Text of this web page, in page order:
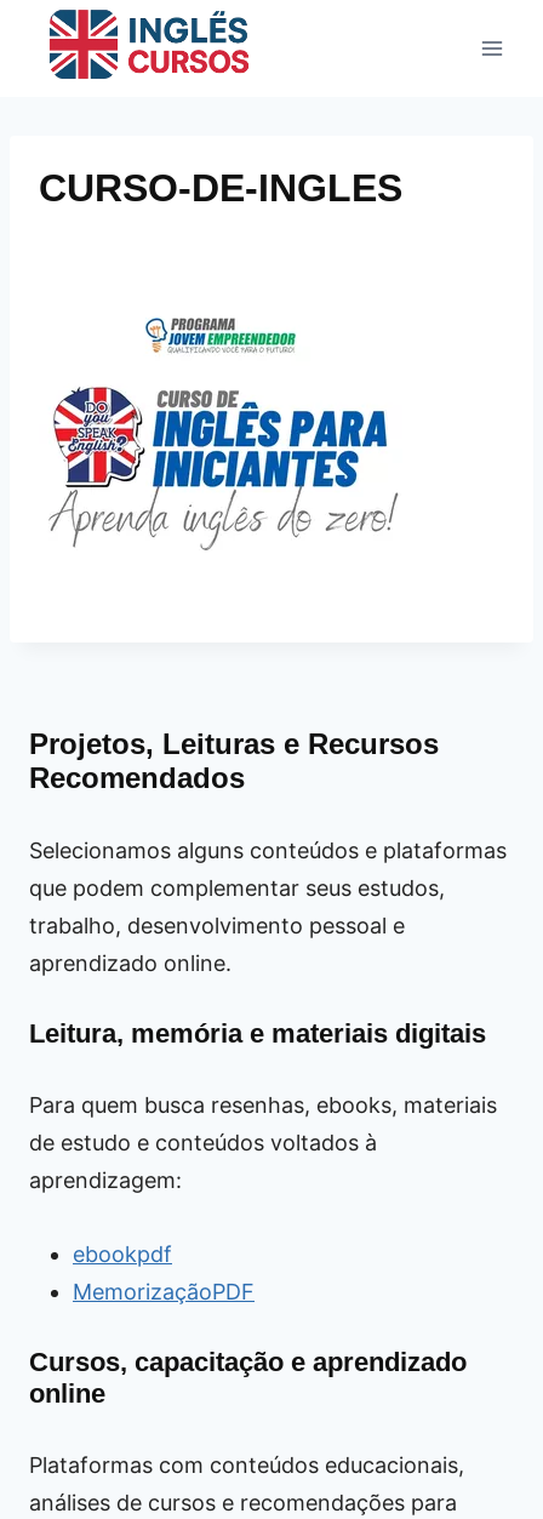
CURSO-DE-INGLES
Projetos, Leituras e Recursos
Recomendados
Selecionamos alguns conteúdos e plataformas
que podem complementar seus estudos,
trabalho, desenvolvimento pessoal e
aprendizado online.
Leitura, memória e materiais digitais
Para quem busca resenhas, ebooks, materiais
de estudo e conteúdos voltados à
aprendizagem:
ebookpdf
MemorizaçãoPDF
Cursos, capacitação e aprendizado
online
Plataformas com conteúdos educacionais,
análises de cursos e recomendações para